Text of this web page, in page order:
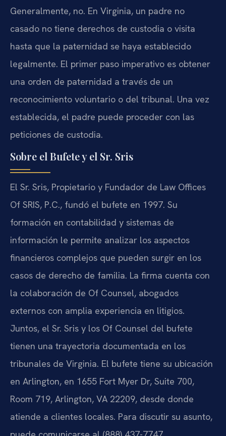
Generalmente, no. En Virginia, un padre no
casado no tiene derechos de custodia o visita
hasta que la paternidad se haya establecido
legalmente. El primer paso imperativo es obtener
una orden de paternidad a través de un
reconocimiento voluntario o del tribunal. Una vez
establecida, el padre puede proceder con las
peticiones de custodia.
Sobre el Bufete y el Sr. Sris
El Sr. Sris, Propietario y Fundador de Law Offices
Of SRIS, P.C., fundó el bufete en 1997. Su
formación en contabilidad y sistemas de
información le permite analizar los aspectos
financieros complejos que pueden surgir en los
casos de derecho de familia. La firma cuenta con
la colaboración de Of Counsel, abogados
externos con amplia experiencia en litigios.
Juntos, el Sr. Sris y los Of Counsel del bufete
tienen una trayectoria documentada en los
tribunales de Virginia. El bufete tiene su ubicación
en Arlington, en 1655 Fort Myer Dr, Suite 700,
Room 719, Arlington, VA 22209, desde donde
atiende a clientes locales. Para discutir su asunto,